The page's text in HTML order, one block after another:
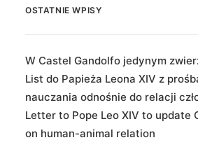
OSTATNIE WPISY
W Castel Gandolfo jedynym
List do Papieża Leona XIV z
nauczania odnośnie do relacji
Letter to Pope Leo XIV to update
on human-animal relation